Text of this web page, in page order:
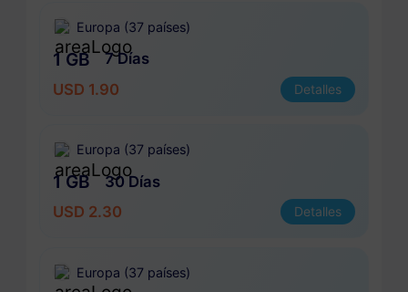
Europa (37 países)
1 GB
7 Días
USD 1.90
Detalles
Europa (37 países)
1 GB
30 Días
USD 2.30
Detalles
Europa (37 países)